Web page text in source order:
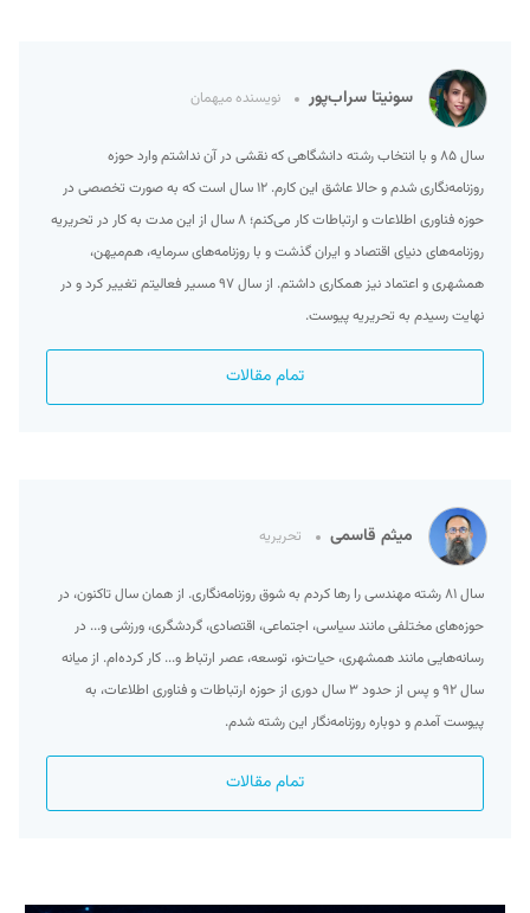
سونیتا سراب‌پور نویسنده میهمان
سال ۸۵ و با انتخاب رشته‌ دانشگاهی که نقشی در آن نداشتم وارد حوزه
روزنامه‌نگاری شدم و حالا عاشق این کارم. ۱۲ سال است که به صورت تخصصی در
حوزه فناوری اطلاعات و ارتباطات کار می‌کنم؛ ۸ سال از این مدت به کار در تحریریه
روزنامه‌های دنیای اقتصاد و ایران گذشت و با روزنامه‌های سرمایه، هم‌میهن،
همشهری و اعتماد نیز همکاری داشتم. از سال ۹۷ مسیر فعالیتم تغییر کرد و در
نهایت رسیدم به تحریریه پیوست.
تمام مقالات
میثم قاسمی تحریریه
سال ۸۱ رشته مهندسی را رها کردم به شوق روزنامه‌نگاری. از همان سال تاکنون، در
حوزه‌های مختلفی مانند سیاسی، اجتماعی، اقتصادی، گردشگری، ورزشی و... در
رسانه‌هایی مانند همشهری، حیات‌نو، توسعه، عصر ارتباط و... کار کرده‌ام. از میانه
سال ۹۲ و پس از حدود ۳ سال دوری از حوزه ارتباطات و فناوری اطلاعات، به
پیوست آمدم و دوباره روزنامه‌نگار این رشته شدم.
تمام مقالات